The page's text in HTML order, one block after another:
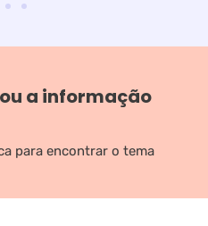
a informação
para encontrar o tema